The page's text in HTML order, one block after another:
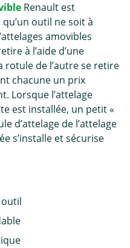
Renault est
outil ne soit à
amovibles
à l’aide d’une
rotule de l’autre se retire
chacune un prix
Lorsque l’attelage
est installée, un petit «
d’attelage de l’attelage
s’installe et sécurise